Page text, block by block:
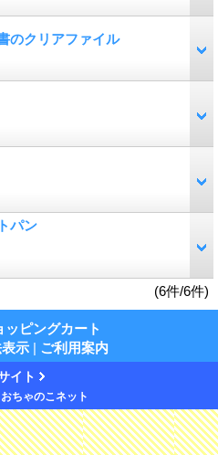
のクリアファイル
パン
(6件/6件)
ッピングカート
示 | ご利用案内
イト
おちゃのこネット